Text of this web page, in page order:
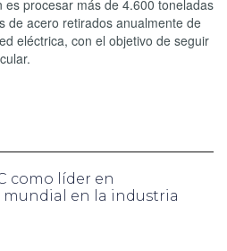
es procesar más de 4.600 toneladas
de acero retirados anualmente de
eléctrica, con el objetivo de seguir
como líder en
en la industria